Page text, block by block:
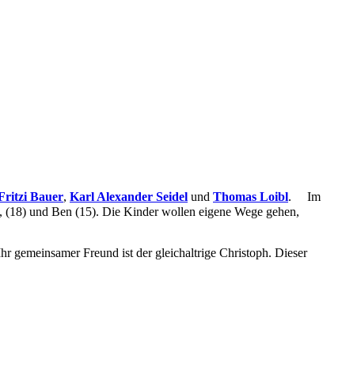
Bauer, Karl Alexander Seidel und Thomas Loibl. Im
und Ben (15). Die Kinder wollen eigene Wege gehen,
gemeinsamer Freund ist der gleichaltrige Christoph. Dieser